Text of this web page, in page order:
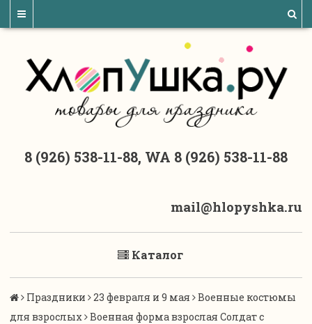
8 (926) 538-11-88, WA 8 (926) 538-11-88
mail@hlopyshka.ru
Каталог
Праздники 23 февраля и 9 мая
Военные костюмы
для взрослых
Военная форма взрослая Солдат с